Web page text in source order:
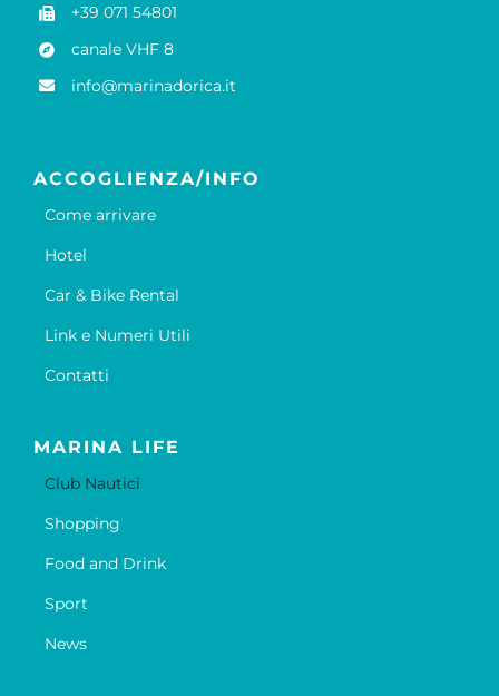
+39 071 54801
canale VHF 8
info@marinadorica.it
ACCOGLIENZA/INFO
Come arrivare
Hotel
Car & Bike Rental
Link e Numeri Utili
Contatti
MARINA LIFE
Club Nautici
Shopping
Food and Drink
Sport
News